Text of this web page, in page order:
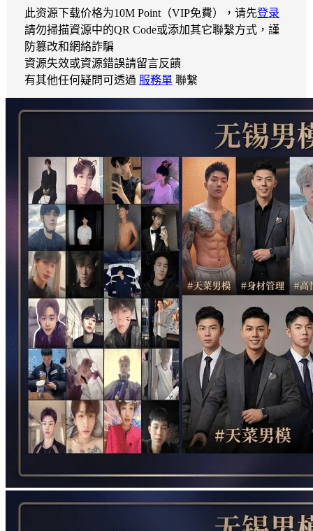
此资源下载价格为10M Point（VIP免費），请先登录
請勿掃描資源中的QR Code或添加其它聯繫方式，謹
防篡改和網絡詐騙
資源失效或資源錯誤請留言反饋
有其他任何疑問可透過 服務單 聯繫